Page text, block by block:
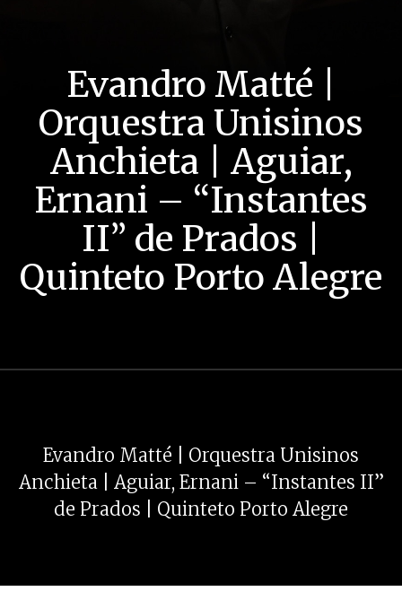
Evandro Matté |
Orquestra Unisinos
Anchieta | Aguiar,
Ernani – “Instantes
II” de Prados |
Quinteto Porto Alegre
Evandro Matté | Orquestra Unisinos
Anchieta | Aguiar, Ernani – “Instantes II”
de Prados | Quinteto Porto Alegre